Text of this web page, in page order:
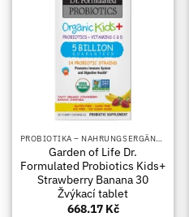
PROBIOTIKA – NAHRUNGSERGÄNZUNGSMITTEL MIT BAKTERIENKULTUREN, IN KAPSELFORM
Garden of Life Dr.
Formulated Probiotics Kids+
Strawberry Banana 30
Žvýkací tablet
668.17 Kč